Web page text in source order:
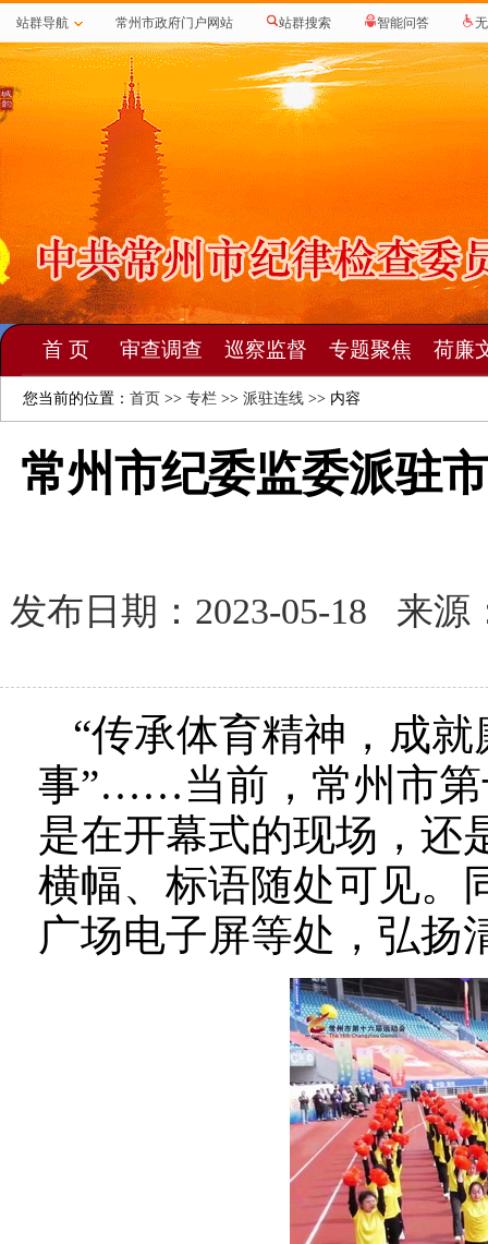
站群导航 常州市政府门户网站 站群搜索 智能问答
首 页 审查调查 巡察监督 专题聚焦 荷廉
您当前的位置： 首页 >> 专栏 >> 派驻连线 >> 内容
常州市纪委监委派驻
发布日期：2023-05-18 来
“传承体育精神，成
事”……当前，常州市第
是在开幕式的现场，还
横幅、标语随处可见。
广场电子屏等处，弘扬